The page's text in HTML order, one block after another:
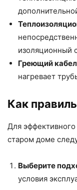
изоляционный
Греющий
нагревает
Как
Для
старом доме
Выберите
условия